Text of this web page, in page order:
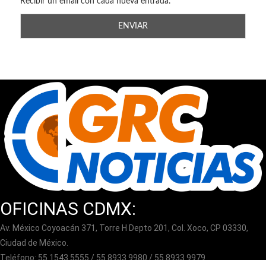
OFICINAS CDMX:
Av. México Coyoacán 371, Torre H Depto 201, Col. Xoco, CP 03330,
Ciudad de México.
Teléfono: 55 1543 5555 / 55 8933 9980 / 55 8933 9979